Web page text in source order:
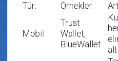
Tür: Örnekler:
Mobil
Trust
Wallet,
BlueWallet